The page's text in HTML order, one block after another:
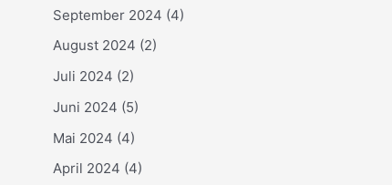
September 2024 (4)
August 2024 (2)
Juli 2024 (2)
Juni 2024 (5)
Mai 2024 (4)
April 2024 (4)